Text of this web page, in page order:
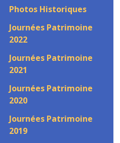
Photos Historiques
Journées Patrimoine
2022
Journées Patrimoine
2021
Journées Patrimoine
2020
Journées Patrimoine
2019